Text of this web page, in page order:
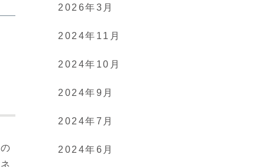
2026年3月
2024年11月
2024年10月
2024年9月
2024年7月
2024年6月